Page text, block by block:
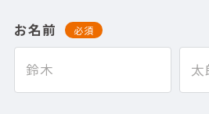
お名前 必須